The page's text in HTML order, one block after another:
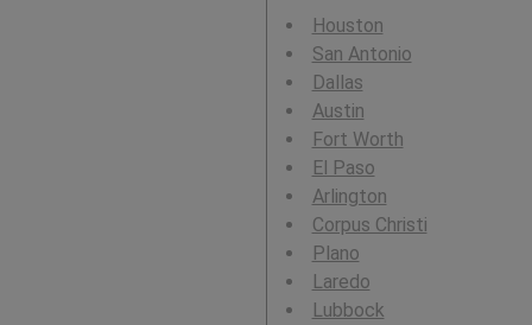
Houston
San Antonio
Dallas
Austin
Fort Worth
El Paso
Arlington
Corpus Christi
Plano
Laredo
Lubbock